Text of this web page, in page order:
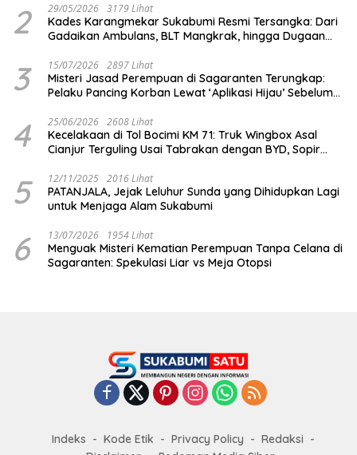
2 29/05/2026 3179 Lihat
Kades Karangmekar Sukabumi Resmi Tersangka: Dari
Gadaikan Ambulans, BLT Mangkrak, hingga Dugaan
3 15/07/2026 2897 Lihat
Misteri Jasad Perempuan di Sagaranten Terungkap:
Pelaku Pancing Korban Lewat ‘Aplikasi Hijau’ Sebelum
4 25/06/2026 2608 Lihat
Kecelakaan di Tol Bocimi KM 71: Truk Wingbox Asal
Cianjur Terguling Usai Tabrakan dengan BYD, Sopir
5 12/11/2025 2016 Lihat
PATANJALA, Jejak Leluhur Sunda yang Dihidupkan Lagi
untuk Menjaga Alam Sukabumi
6 13/07/2026 1954 Lihat
Menguak Misteri Kematian Perempuan Tanpa Celana di
Sagaranten: Spekulasi Liar vs Meja Otopsi
Indeks Kode Etik Privacy Policy
Redaksi